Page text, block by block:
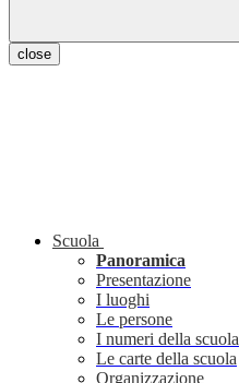
close
Scuola
Panoramica
Presentazione
I luoghi
Le persone
I numeri della scuola
Le carte della scuola
Organizzazione